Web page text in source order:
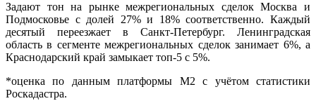
Задают тон на рынке межрегиональных сделок Москва и
Подмосковье с долей 27% и 18% соответственно. Каждый
десятый переезжает в Санкт-Петербург. Ленинградская
область в сегменте межрегиональных сделок занимает 6%, а
Краснодарский край замыкает топ-5 с 5%.
*оценка по данным платформы М2 с учётом статистики
Роскадастра.